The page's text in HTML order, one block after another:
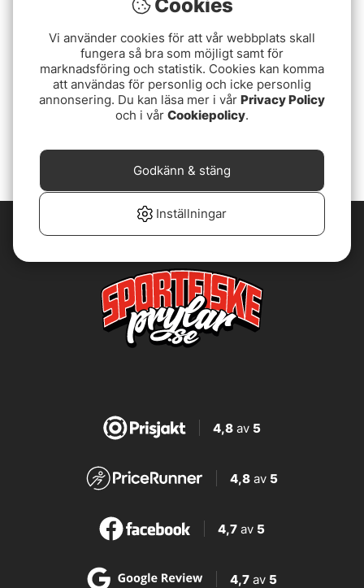
VMC 3549 BK
Pat.Nost.Surf
4,8av 5
4,8 av 5
4,7 av 5
4,7 av 5
Cookies
Vi använder cookies för att vår webbplats skall
fungera så bra som möjligt samt för
marknadsföring och statistik. Cookies kan komma
att användas för personlig och icke personlig
annonsering. Du kan läsa mer i vår Privacy Policy
och i vår Cookiepolicy.
Inställningar
Godkänn & stäng